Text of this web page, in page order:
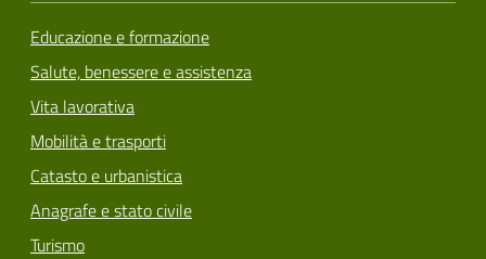
Educazione e formazione
Salute, benessere e assistenza
Vita lavorativa
Mobilità e trasporti
Catasto e urbanistica
Anagrafe e stato civile
Turismo